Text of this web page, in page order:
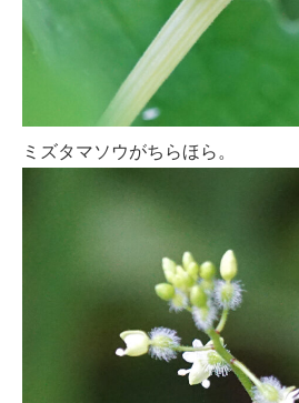
ミズタマソウがちらほら。